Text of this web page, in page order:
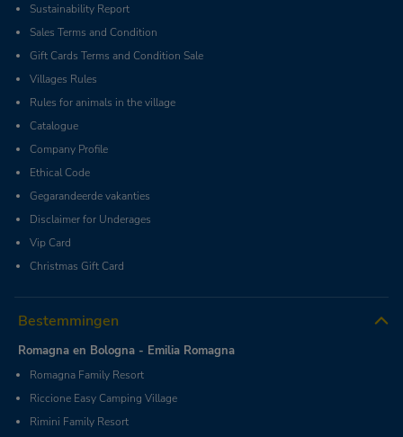
Sustainability Report
Sales Terms and Condition
Gift Cards Terms and Condition Sale
Villages Rules
Rules for animals in the village
Catalogue
Company Profile
Ethical Code
Gegarandeerde vakanties
Disclaimer for Underages
Vip Card
Christmas Gift Card
Bestemmingen
Romagna en Bologna - Emilia Romagna
Romagna Family Resort
Riccione Easy Camping Village
Rimini Family Resort